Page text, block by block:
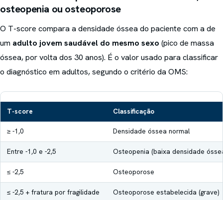
osteopenia ou osteoporose
O T-score compara a densidade óssea do paciente com a de
um adulto jovem saudável do mesmo sexo (pico de massa
óssea, por volta dos 30 anos). É o valor usado para classificar
o diagnóstico em adultos, segundo o critério da OMS:
T-score Classificação
≥ -1,0 Densidade óssea normal
Entre -1,0 e -2,5 Osteopenia (baixa densidade
≤ -2,5 Osteoporose
≤ -2,5 + fratura por fragilidade Osteoporose estabelecida (grave)